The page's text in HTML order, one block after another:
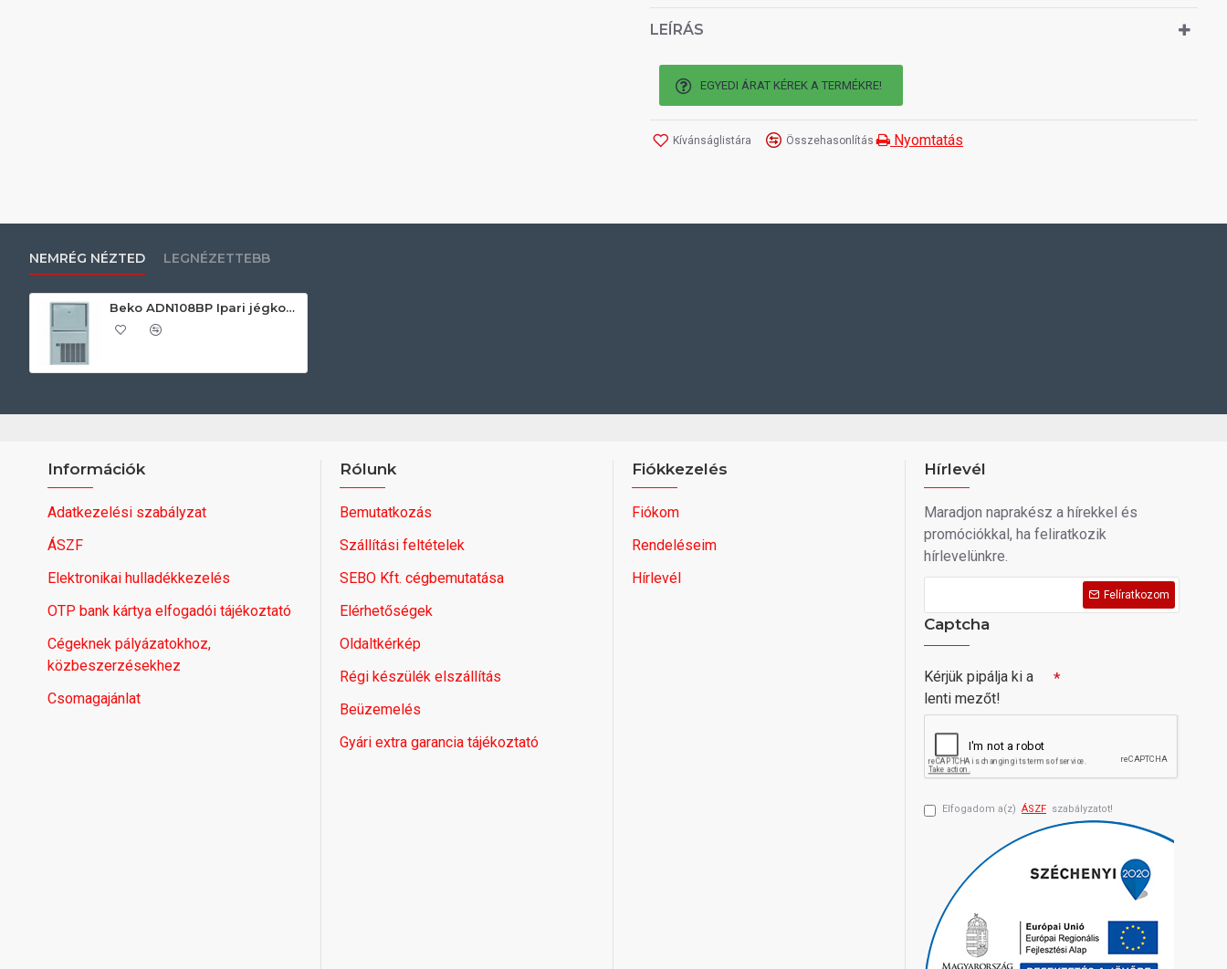
LEÍRÁS
EGYEDI ÁRAT KÉREK A TERMÉKRE!
Kívánságlistára Összehasonlítás Nyomtatás
NEMRÉG NÉZTED LEGNÉZETTEBB
Beko ADN108BP Ipari jégkockakészítő
Információk
Adatkezelési szabályzat
ÁSZF
Elektronikai hulladékkezelés
OTP bank kártya elfogadói tájékoztató
Cégeknek pályázatokhoz,
közbeszerzésekhez
Csomagajánlat
Rólunk
Bemutatkozás
Szállítási feltételek
SEBO Kft. cégbemutatása
Elérhetőségek
Oldaltkérkép
Régi készülék elszállítás
Beüzemelés
Gyári extra garancia tájékoztató
Fiókkezelés
Fiókom
Rendeléseim
Hírlevél
Hírlevél
Maradjon naprakész a hírekkel és
promóciókkal, ha feliratkozik
hírlevelünkre.
Felíratkozom
Captcha
Kérjük pipálja ki a
lenti mezőt!
Elfogadom a(z) ÁSZF szabályzatot!